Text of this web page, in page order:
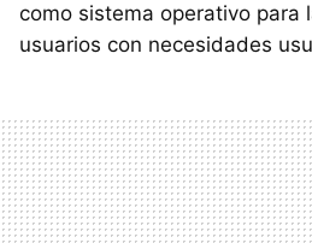
como sistema operativo para
usuarios con necesidades